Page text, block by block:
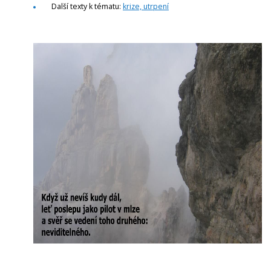
Další texty k tématu: krize, utrpení